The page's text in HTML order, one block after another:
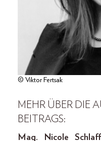
© Viktor Fertsak
MEHR ÜBER DIE
BEITRAGS:
Mag. Nicole